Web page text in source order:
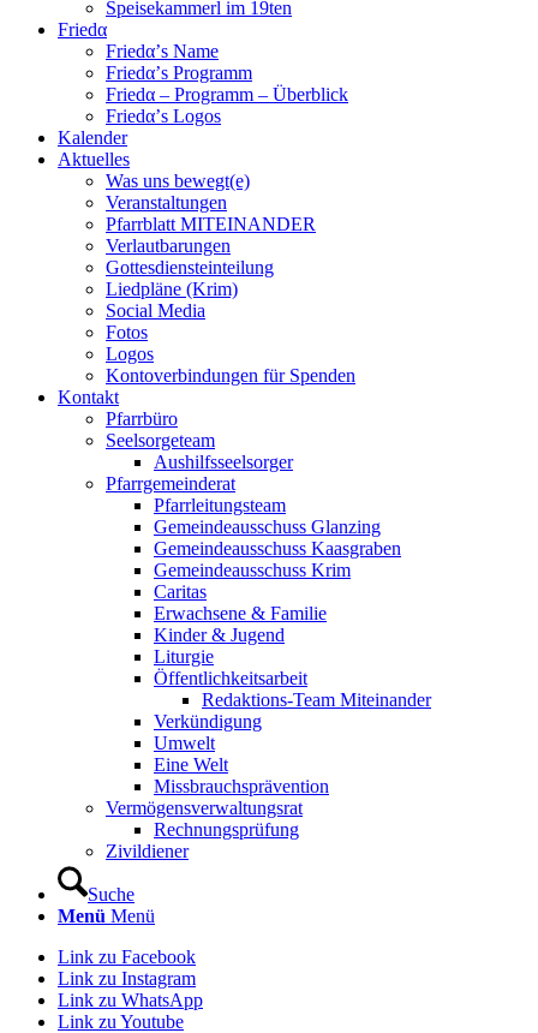
Speisekammerl im 19ten
Friedα
Friedα’s Name
Friedα’s Programm
Friedα – Programm – Überblick
Friedα’s Logos
Kalender
Aktuelles
Was uns bewegt(e)
Veranstaltungen
Pfarrblatt MITEINANDER
Verlautbarungen
Gottesdiensteinteilung
Liedpläne (Krim)
Social Media
Fotos
Logos
Kontoverbindungen für Spenden
Kontakt
Pfarrbüro
Seelsorgeteam
Aushilfsseelsorger
Pfarrgemeinderat
Pfarrleitungsteam
Gemeindeausschuss Glanzing
Gemeindeausschuss Kaasgraben
Gemeindeausschuss Krim
Caritas
Erwachsene & Familie
Kinder & Jugend
Liturgie
Öffentlichkeitsarbeit
Redaktions-Team Miteinander
Verkündigung
Umwelt
Eine Welt
Missbrauchsprävention
Vermögensverwaltungsrat
Rechnungsprüfung
Zivildiener
Suche
Menü Menü
Link zu Facebook
Link zu Instagram
Link zu WhatsApp
Link zu Youtube